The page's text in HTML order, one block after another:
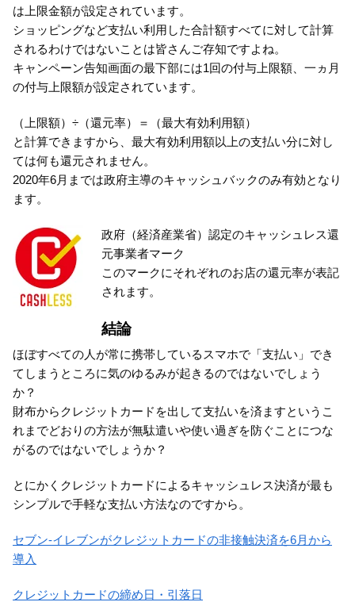
は上限金額が設定されています。
ショッピングなど支払い利用した合計額すべてに対して計算
されるわけではないことは皆さんご存知ですよね。
キャンペーン告知画面の最下部には1回の付与上限額、一ヵ月
の付与上限額が設定されています。
（上限額）÷（還元率）＝（最大有効利用額）
と計算できますから、最大有効利用額以上の支払い分に対し
ては何も還元されません。
2020年6月までは政府主導のキャッシュバックのみ有効となり
ます。
政府（経済産業省）認定のキャッシュレス還
元事業者マーク
このマークにそれぞれのお店の還元率が表記
されます。
結論
ほぼすべての人が常に携帯しているスマホで「支払い」でき
てしまうところに気のゆるみが起きるのではないでしょう
か？
財布からクレジットカードを出して支払いを済ますというこ
れまでどおりの方法が無駄遣いや使い過ぎを防ぐことにつな
がるのではないでしょうか？
とにかくクレジットカードによるキャッシュレス決済が最も
シンプルで手軽な支払い方法なのですから。
セブン-イレブンがクレジットカードの非接触決済を6月から
導入
クレジットカードの締め日・引落日